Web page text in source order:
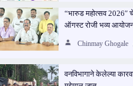
“भारुड महोत्सव 2026″ चे
ऑगस्ट रोजी भव्य
Chinmay Ghogale
वनविभागाने केलेल्या